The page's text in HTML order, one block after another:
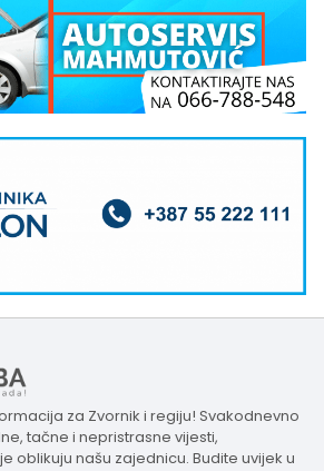
za Zvornik i regiju! Svakodnevno
tačne i nepristrasne vijesti,
oblikuju našu zajednicu. Budite uvijek u